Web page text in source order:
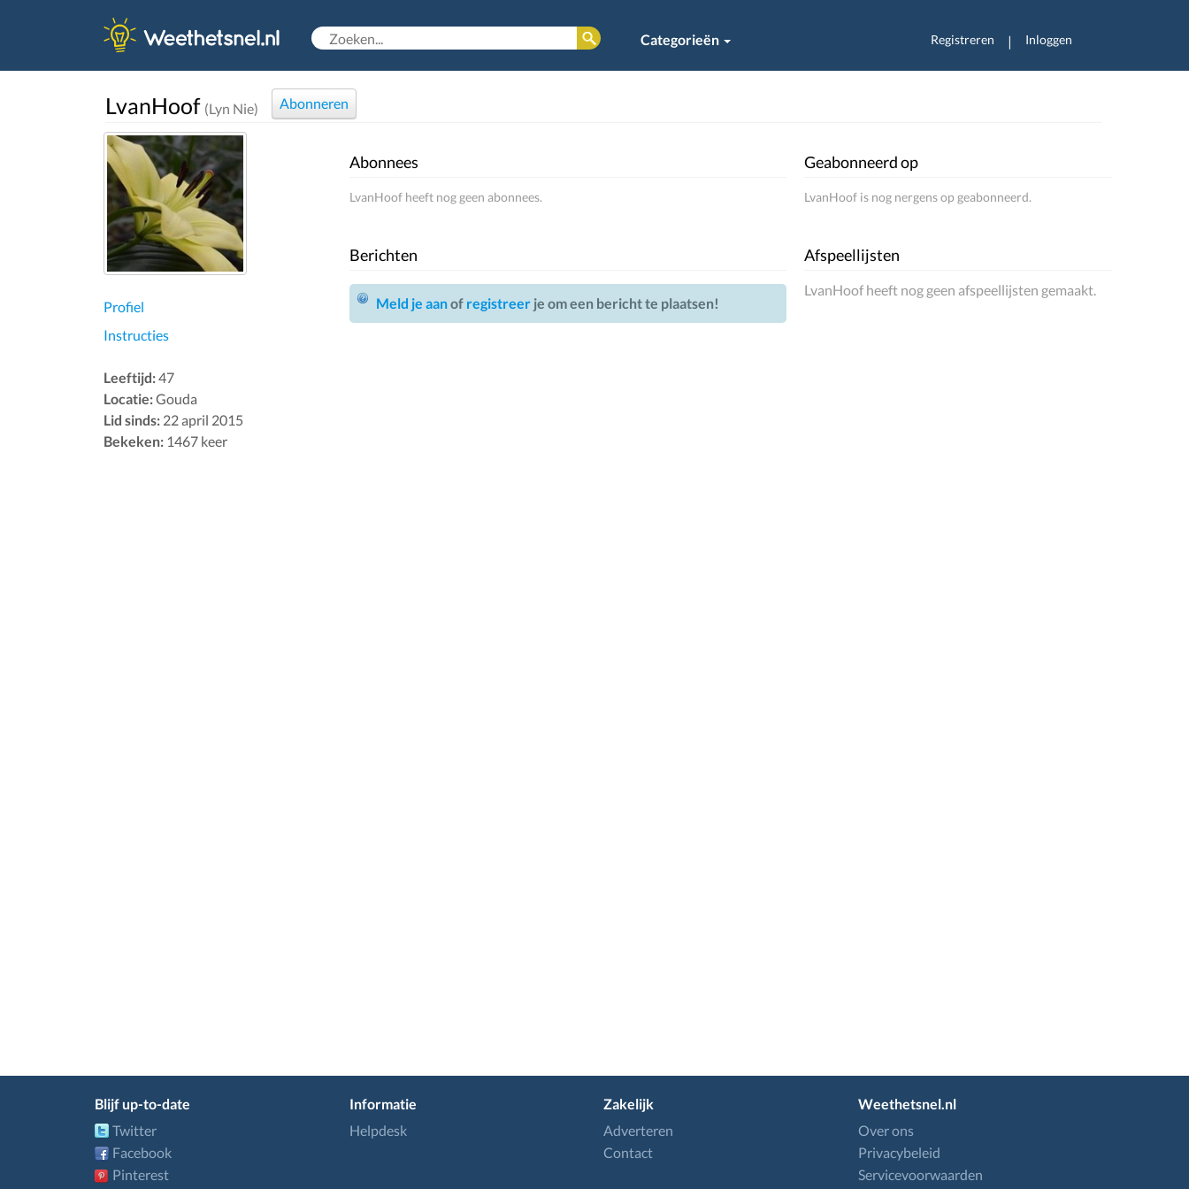
Categorieën Registreren | Inloggen
LvanHoof (Lyn Nie) Abonneren
Profiel
Instructies
Leeftijd:47
Locatie:Gouda
Lid sinds: 22 april 2015
Bekeken: 1467 keer
Abonnees
LvanHoof heeft nog geen abonnees.
Berichten
Meld je aanof registreerje om een bericht te plaatsen!
Geabonneerd op
LvanHoof is nog nergens op geabonneerd.
Afspeellijsten
LvanHoof heeft nog geen afspeellijsten gemaakt.
Blijf up-to-date
Twitter
Facebook
Pinterest
Informatie
Helpdesk
Zakelijk
Adverteren
Contact
Weethetsnel.nl
Over ons
Privacybeleid
Servicevoorwaarden